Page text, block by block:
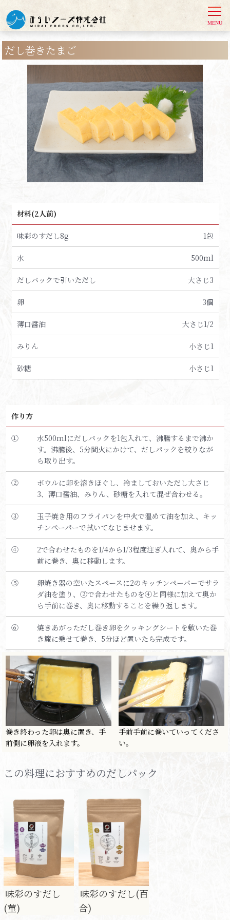
だし巻きたまご
材料(2人前)
味彩のすだし8g 1包
水 500ml
だしパックで引いただし 大さじ3
卵 3個
薄口醤油 大さじ1/2
みりん 小さじ1
砂糖 小さじ1
作り方
①
水500mlにだしパックを1包入れて、沸騰するまで沸か
す。沸騰後、5分間火にかけて、だしパックを絞りなが
ら取り出す。
②
ボウルに卵を溶きほぐし、冷ましておいただし大さじ
3、薄口醤油、みりん、砂糖を入れて混ぜ合わせる。
③
玉子焼き用のフライパンを中火で温めて油を加え、キッ
チンペーパーで拭いてなじませます。
④
2で合わせたものを1/4から1/3程度注ぎ入れて、奥から手
前に巻き、奥に移動します。
⑤
卵焼き器の空いたスペースに2のキッチンペーパーでサラ
ダ油を塗り、②で合わせたものを④と同様に加えて奥か
ら手前に巻き、奥に移動することを繰り返します。
⑥
焼きあがっただし巻き卵をクッキングシートを敷いた巻
き簾に乗せて巻き、5分ほど置いたら完成です。
巻き終わった卵は奥に置き、手
前側に卵液を入れます。
手前手前に巻いていってくださ
い。
この料理におすすめのだしパック
味彩のすだし
(菫)
味彩のすだし(百
合)